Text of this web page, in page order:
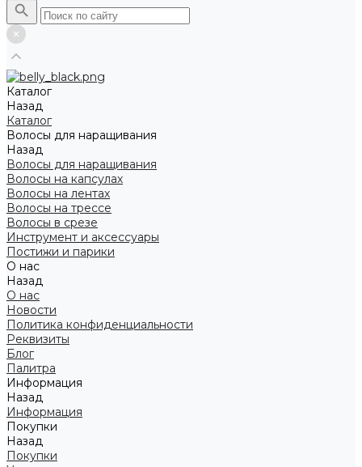
Каталог
Назад
Каталог
Волосы для наращивания
Назад
Волосы для наращивания
Волосы на капсулах
Волосы на лентах
Волосы на трессе
Волосы в срезе
Инструмент и аксессуары
Постижи и парики
О нас
Назад
О нас
Новости
Политика конфиденциальности
Реквизиты
Блог
Палитра
Информация
Назад
Информация
Покупки
Назад
Покупки